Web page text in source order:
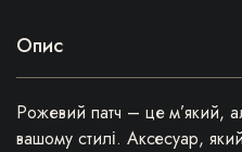
Опис
Рожевий патч – це м’який,
вашому стилі. Аксесуар,